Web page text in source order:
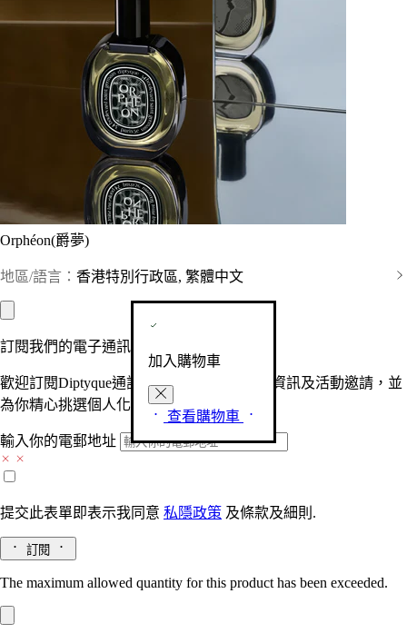
Orphéon(爵夢)
地區/語言： 香港特別行政區, 繁體中文
加入購物車
查看購物車
訂閱我們的電子通訊
歡迎訂閱Diptyque通訊，接收品牌最新產品資訊及活動邀請，並
為你精心挑選個人化的驚喜及禮物。
輸入你的電郵地址
提交此表單即表示我同意 私隱政策 及條款及細則.
訂閱
The maximum allowed quantity for this product has been exceeded.